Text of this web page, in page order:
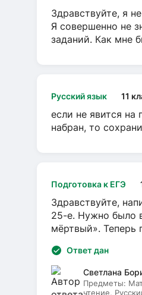
Здравствуйте, я
Я совершенно не
заданий. Как мне
Русский язык 11
если не явится
набран, то
Подготовка к ЕГЭ
Здравствуйте,
25-е. Нужно было
мёртвый». Теперь
Ответ дан
Светлана
Предметы:
чтение,